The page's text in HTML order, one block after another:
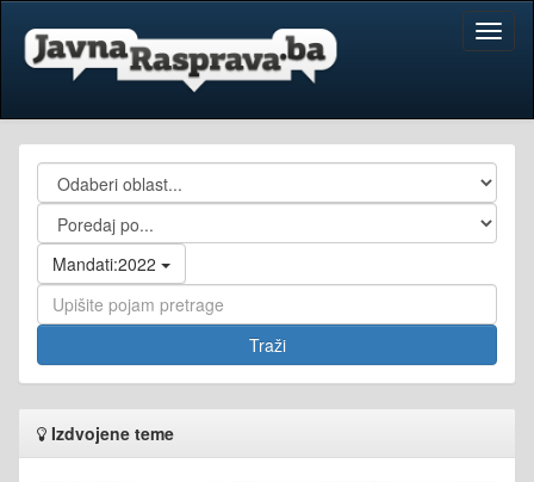
Mandati:2022
Izdvojene teme